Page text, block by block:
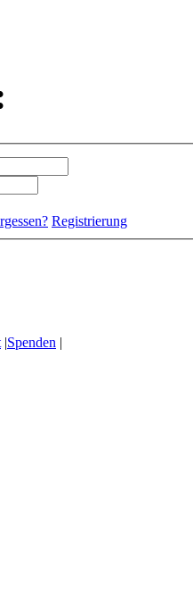
Registrierung
|Spenden |